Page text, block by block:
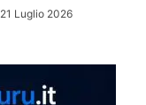
21 Luglio 2026